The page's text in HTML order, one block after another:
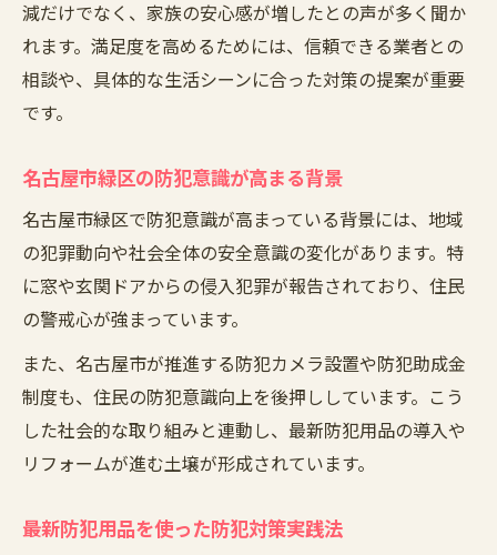
減だけでなく、家族の安心感が増したとの声が多く聞か
れます。満足度を高めるためには、信頼できる業者との
相談や、具体的な生活シーンに合った対策の提案が重要
です。
名古屋市緑区の防犯意識が高まる背景
名古屋市緑区で防犯意識が高まっている背景には、地域
の犯罪動向や社会全体の安全意識の変化があります。特
に窓や玄関ドアからの侵入犯罪が報告されており、住民
の警戒心が強まっています。
また、名古屋市が推進する防犯カメラ設置や防犯助成金
制度も、住民の防犯意識向上を後押ししています。こう
した社会的な取り組みと連動し、最新防犯用品の導入や
リフォームが進む土壌が形成されています。
最新防犯用品を使った防犯対策実践法